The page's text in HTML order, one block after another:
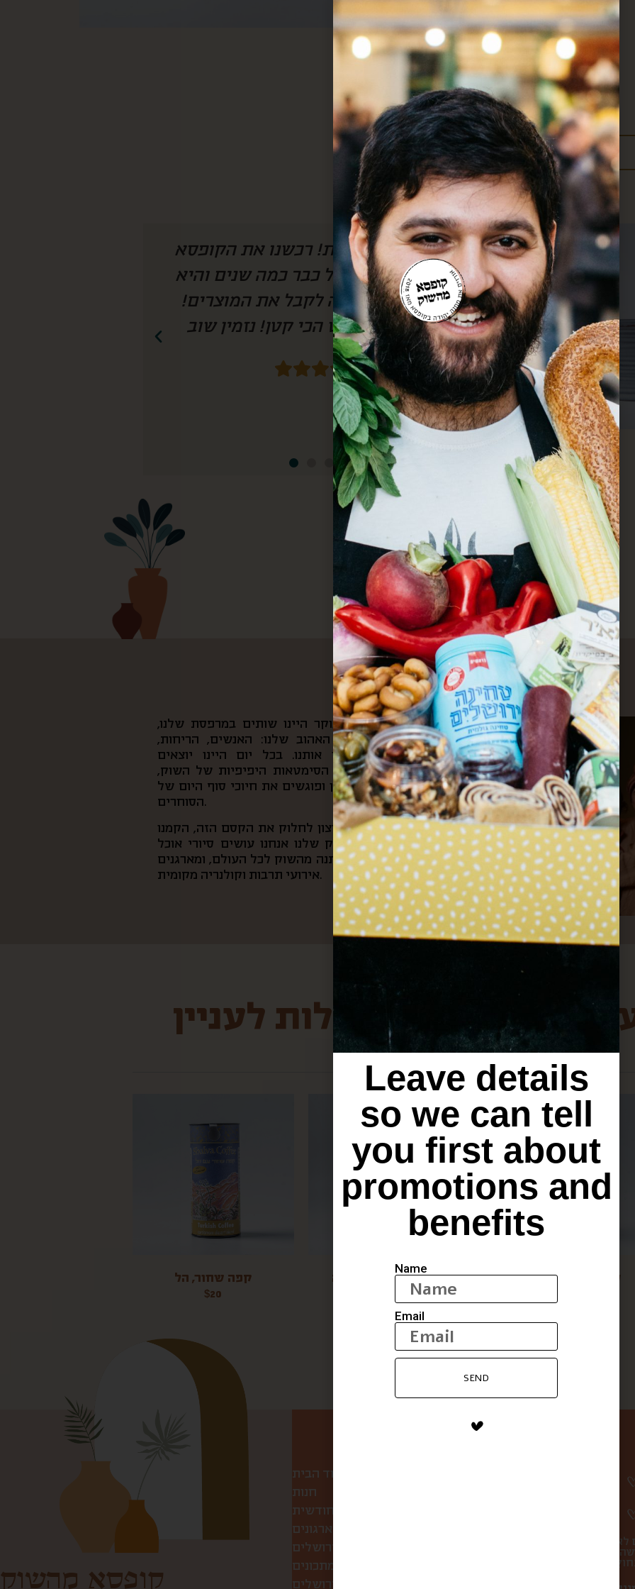
מידע נוסף:
מדיניות משלוחים
עלויות משלוחים
חן, אם לא היה אותך היה צריך להמציא
אותך!! כל חודש אנחנו מחכים לקופסא
שלך וכל חודש את מצליחה להפתיע
מחדש. הכל מדוייק ומשמח. תודה.
הסרטון, אבל
את
בזכותך
גם מרחוק.
עלינו
את הקפה הראשון של הבוקר היינו שותים במרפסת שלנו,
ומשם היינו צופים בשוק האהוב שלנו: האנשים, הריחות,
הצבעים והקולות שמילאו אותנו. בכל יום היינו יוצאים
לאוניברסיטה ועוברים דרך הסימטאות היפיפיות של השוק,
ובכל ערב היינו חוזרים דרכן ופוגשים את חיוכי סוף היום של
הסוחרים.
מתוך כל החוויות האלה והרצון לחלוק את הקסם הזה, הקמנו
את “קופסא מהשוק”. בעסק שלנו אנחנו עושים סיורי אוכל
בשוק, שולחים קופסאות מתנה מהשוק לכל העולם, ומארגנים
אירועי תרבות וקולנריה מקומית.
מירושלים שיכולות לעניין
קפה שחור, הל
$20
בירה שש אחוז כפרה סיידר תפוחים אורגני
קופסא מהשוק
עמוד הבית
חנות
קופסת הפתעה חודשית
לחברות ולארגונים
סיורי אוכל בירושלים
מתכונים
לא
Leave details
so we can tell
you first about
promotions and
benefits
Name
Email
SEND